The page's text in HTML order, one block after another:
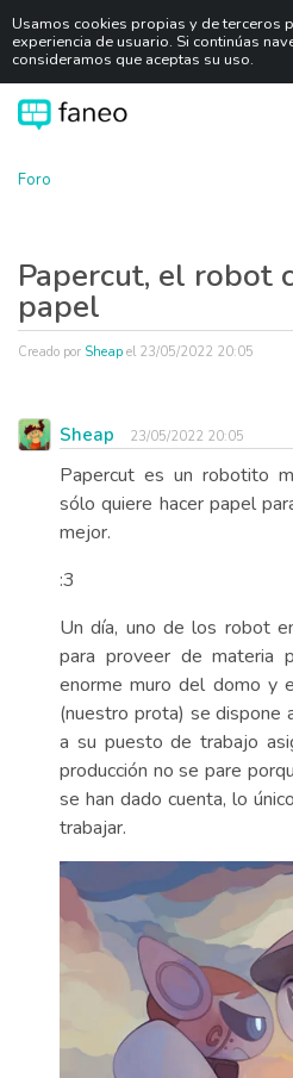
Usamos cookies propias y de terceros
experiencia de usuario. Si continúas
consideramos que aceptas su uso.
Foro
Papercut, el robot
papel
Creado por Sheap el 23/05/2022 20:05
Sheap 23/05/2022 20:05
Papercut es un robotito
sólo quiere hacer papel
mejor.
:3
Un día, uno de los robot
para proveer de materia
enorme muro del domo y
(nuestro prota) se dispone
a su puesto de trabajo
producción no se pare
se han dado cuenta, lo
trabajar.